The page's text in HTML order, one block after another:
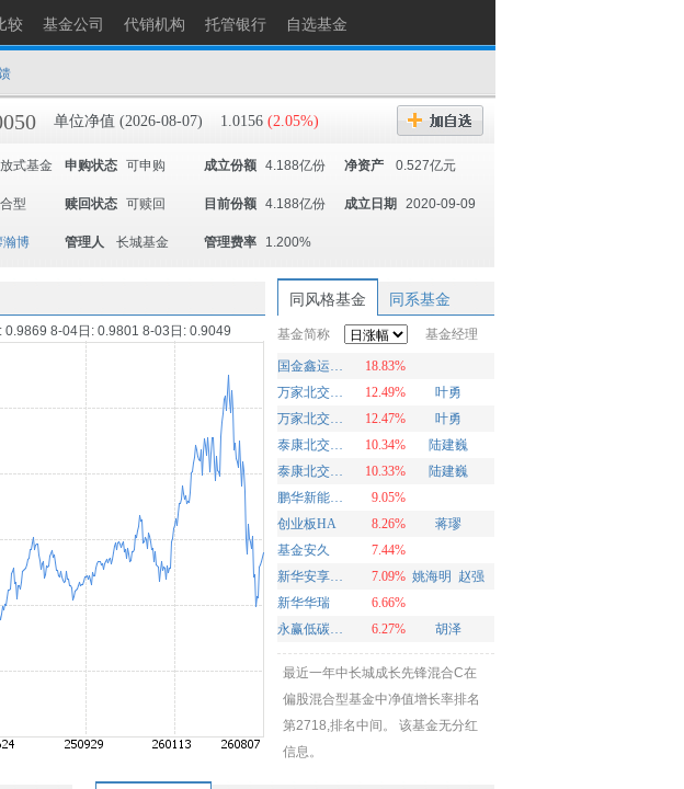
较 基金公司 代销机构 托管银行 自选基金
单位净值 (2026-08-07) 1.0156 (2.05%)
式基金 申购状态 可申购 成立份额 4.188亿份 净资产 0.527亿元
型 赎回状态 可赎回 目前份额 4.188亿份 成立日期 2020-09-09
瀚博 管理人 长城基金 管理费率 1.200%
8-04日: 0.9801 8-03日: 0.9049
同风格基金 同系基金
基金简称 基金经理
国金鑫运灵活配置
18.83%
万家北交所慧选两年定期开放混合A
12.49%
叶勇
万家北交所慧选两年定期开放混合C
12.47%
叶勇
泰康北交所精选两年定开混合发起A
10.34%
陆建巍
泰康北交所精选两年定开混合发起C
10.33%
陆建巍
鹏华新能源混合
9.05%
创业板HA
8.26%
蒋璆
基金安久
7.44%
新华安享多裕定开混合
7.09% 姚海明
赵强
新华华瑞
6.66%
永赢低碳环保智选混合发起A
6.27% 胡泽
最近一年中长城成长先锋混合C在
偏股混合型基金中净值增长率排名
第2718,排名中间。 该基金无分红
信息。